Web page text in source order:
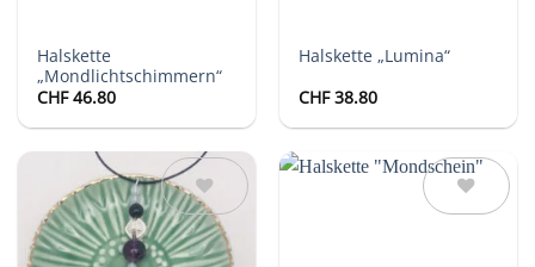
Halskette
„Mondlichtschimmern“
CHF46.80
Halskette „Lumina“
CHF38.80
Auf die
Wunschliste